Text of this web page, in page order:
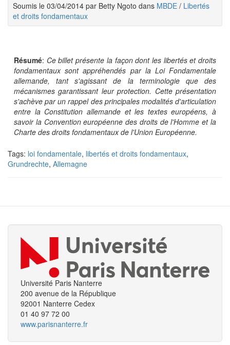
Soumis le 03/04/2014 par Betty Ngoto dans MBDE / Libertés
et droits fondamentaux
Résumé: Ce billet présente la façon dont les libertés et droits
fondamentaux sont appréhendés par la Loi Fondamentale
allemande, tant s'agissant de la terminologie que des
mécanismes garantissant leur protection. Cette présentation
s'achève par un rappel des principales modalités d'articulation
entre la Constitution allemande et les textes européens, à
savoir la Convention européenne des droits de l'Homme et la
Charte des droits fondamentaux de l'Union Européenne.
Tags: loi fondamentale, libertés et droits fondamentaux,
Grundrechte, Allemagne
Université Paris Nanterre
200 avenue de la République
92001 Nanterre Cedex
01 40 97 72 00
www.parisnanterre.fr